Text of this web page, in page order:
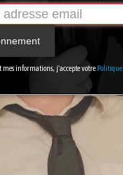
mes informations, j'accepte votre